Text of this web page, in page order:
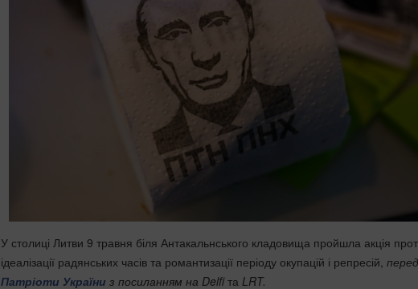
У столиці Литви 9 травня біля Антакальнського кладовища пройшла акція
ідеалізації радянських часів та романтизації періоду окупацій і репресій,
Патріоти України з посиланням на Delfi та LRT.